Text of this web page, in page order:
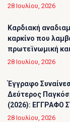
28 Ιουλίου, 2026
Καρδιακή
καρκίνο που
πρωτεϊνωμική
28 Ιουλίου, 2026
Έγγραφο
Δεύτερος
(2026): ΕΓΓΡΑΦΟ
28 Ιουλίου, 2026